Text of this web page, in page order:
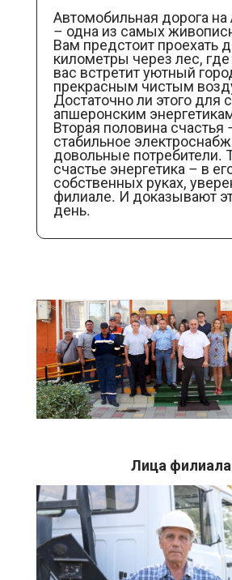
Автомобильная дорога
– одна из самых
Вам предстоит проехать
километры через лес, где
вас встретит уютный
прекрасным чистым
Достаточно ли этого для
апшеронским
Вторая половина счастья
стабильное
довольные потребители.
счастье энергетика – в
собственных руках,
филиале. И доказывают
день.
Лица филиала